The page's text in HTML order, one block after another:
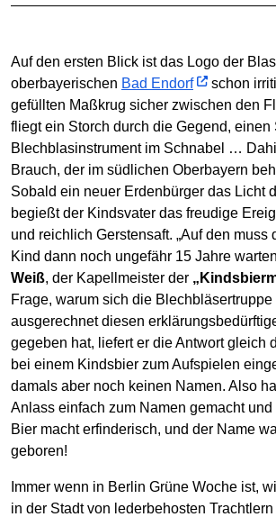
Auf den ersten Blick ist das Logo der
oberbayerischen Bad Endorf
schon
gefüllten Maßkrug sicher zwischen den
fliegt ein Storch durch die Gegend, einen
Blechblasinstrument im Schnabel …
Brauch, der im südlichen Oberbayern
Sobald ein neuer Erdenbürger das Licht
begießt der Kindsvater das freudige
und reichlich Gerstensaft. „Auf den muss
Kind dann noch ungefähr 15 Jahre
Weiß, der Kapellmeister der
Frage, warum sich die
ausgerechnet diesen
gegeben hat, liefert er die Antwort gleich
bei einem Kindsbier zum Aufspielen
damals aber noch keinen Namen. Also
Anlass einfach zum Namen gemacht und
Bier macht erfinderisch, und der Name
geboren!
Immer wenn in Berlin Grüne Woche ist,
in der Stadt von lederbehosten